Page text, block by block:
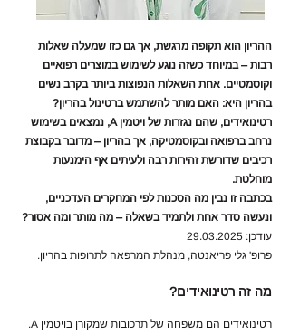
ההריון הוא תקופה מרגשת, אך גם כזו שמעלה שאלות
רבות – במיוחד כשזה נוגע לשימוש במוצרים רפואיים
וקוסמטיים. אחת השאלות הנפוצות ביותר בקרב נשים
בהריון היא: האם מותר להשתמש ברטינול בהריון?
רטינואידים, שהם נגזרות של ויטמין A, נמצאים בשימוש
נרחב ברפואה ובקוסמטיקה, אך בהריון – מדובר בקבוצת
רכיבים שדורשת זהירות רבה ולעיתים אף הימנעות
מוחלטת.
בכתבה זו נבין מה הסכנות לפי המחקרים העדכניים,
ונעשה סדר אחת ולתמיד בשאלה – מה מותר ומה אסור?
עודכן: 29.03.2025
פרופ' גלי פריאנטה, מנהלת המרפאה לתרופות בהריון.
מה זה רטינואידים?
רטינואידים הם משפחה של תרכובות שמקורן בויטמין A.